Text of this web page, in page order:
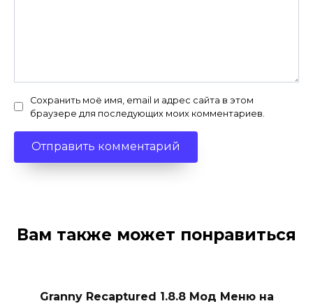
Сохранить моё имя, email и адрес сайта в этом
браузере для последующих моих комментариев.
Вам также может понравиться
Granny Recaptured 1.8.8 Мод Меню на